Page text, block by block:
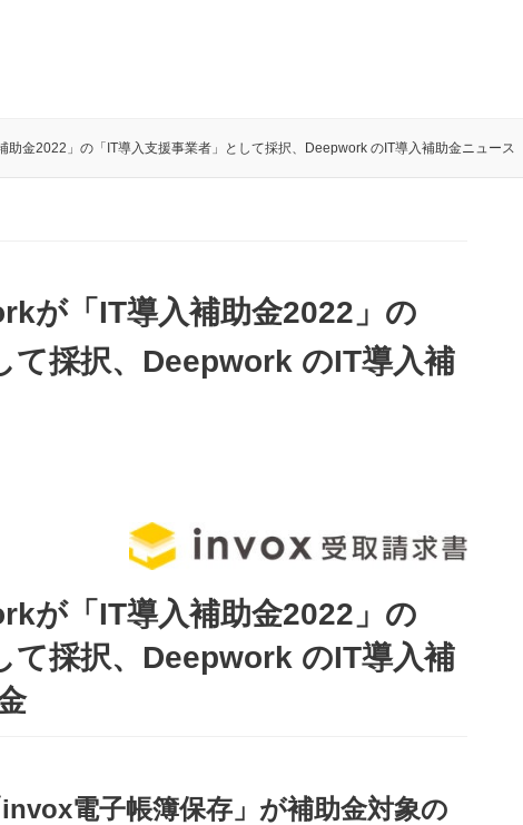
金2022」の「IT導入支援事業者」として採択、Deepwork のIT導入補助金ニュース
が「IT導入補助金2022」の
て採択、Deepwork のIT導入補
が「IT導入補助金2022」の
て採択、Deepwork のIT導入補
電子帳簿保存」が補助金対象の